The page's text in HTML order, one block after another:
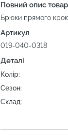
Повний опис
Брюки прямого
Артикул
019-040-0318
Деталі
Колір:
Сезон:
Склад: